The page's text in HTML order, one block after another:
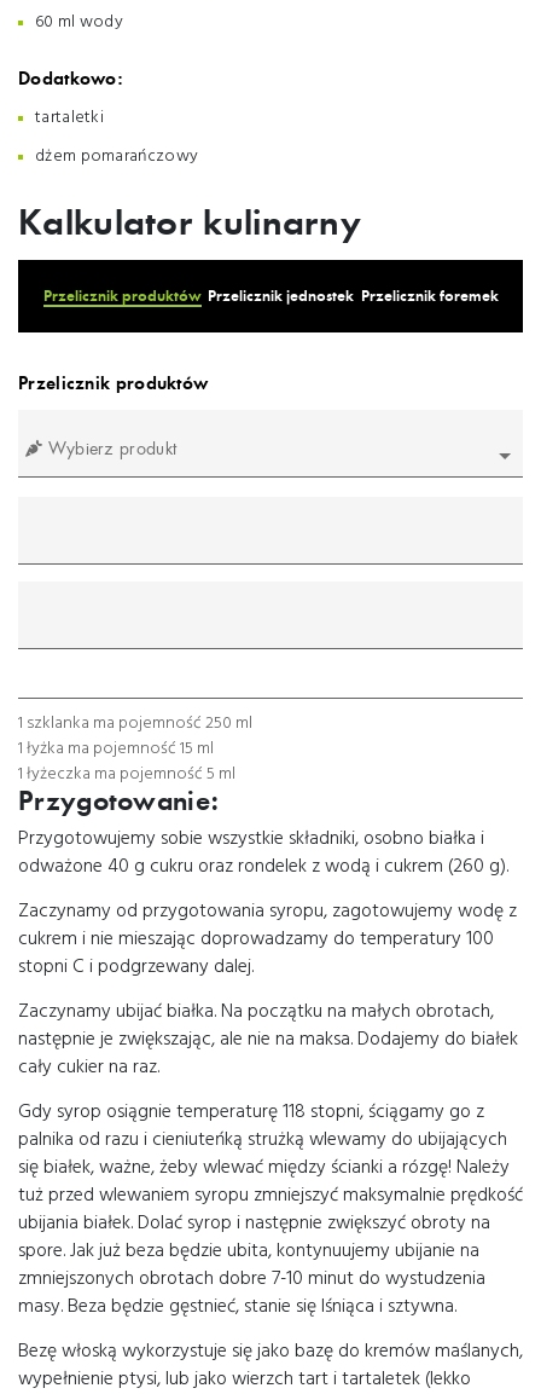
60 ml wody
Dodatkowo:
tartaletki
dżem pomarańczowy
Kalkulator kulinarny
Przelicznik produktów Przelicznik jednostek Przelicznik foremek
Przelicznik produktów
Wybierz produkt
łyżeczka łyżka szklanka
1 szklanka ma pojemność 250 ml
1 łyżka ma pojemność 15 ml
1 łyżeczka ma pojemność 5 ml
Przygotowanie:
Przygotowujemy sobie wszystkie składniki, osobno białka i
odważone 40 g cukru oraz rondelek z wodą i cukrem (260 g).
Zaczynamy od przygotowania syropu, zagotowujemy wodę z
cukrem i nie mieszając doprowadzamy do temperatury 100
stopni C i podgrzewany dalej.
Zaczynamy ubijać białka. Na początku na małych obrotach,
następnie je zwiększając, ale nie na maksa. Dodajemy do białek
cały cukier na raz.
Gdy syrop osiągnie temperaturę 118 stopni, ściągamy go z
palnika od razu i cieniuteńką strużką wlewamy do ubijających
się białek, ważne, żeby wlewać między ścianki a rózgę! Należy
tuż przed wlewaniem syropu zmniejszyć maksymalnie prędkość
ubijania białek. Dolać syrop i następnie zwiększyć obroty na
spore. Jak już beza będzie ubita, kontynuujemy ubijanie na
zmniejszonych obrotach dobre 7-10 minut do wystudzenia
masy. Beza będzie gęstnieć, stanie się lśniąca i sztywna.
Bezę włoską wykorzystuje się jako bazę do kremów maślanych,
wypełnienie ptysi, lub jako wierzch tart i tartaletek (lekko